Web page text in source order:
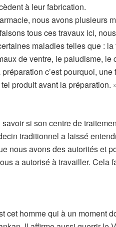
à leur fabrication.
nous avons plusieurs
tous ces travaux ici,
maladies telles que :
de ventre, le paludisme,
c’est pourquoi,
produit avant la préparation.
si son centre de
traditionnel a laissé
nous avons des autorités et
a autorisé à travailler.
cet homme qui à un moment